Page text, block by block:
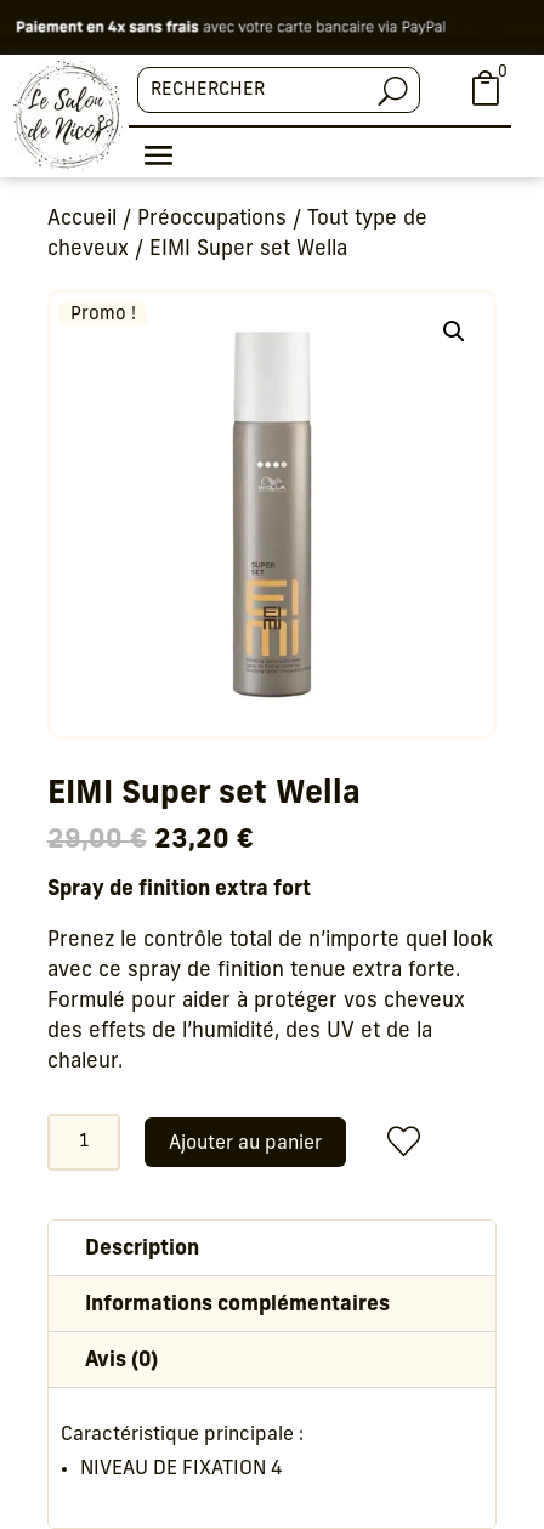
0
Accueil / Préoccupations /
Tout type de
cheveux / EIMI Super set Wella
Promo !
EIMI Super set Wella
29,00€ Le
initial
était :
29,00 €.
23,20 €Le
actuel
est :
23,20 €.
Spray de finition extra fort
Prenez le contrôle total de n’importe quel look
avec ce spray de finition tenue extra forte.
Formulé pour aider à protéger vos cheveux
des effets de l’humidité, des UV et de la
chaleur.
Super
Wella
Ajouter au panier
Description
Informations complémentaires
Avis (0)
Caractéristique principale :
NIVEAU DE FIXATION 4